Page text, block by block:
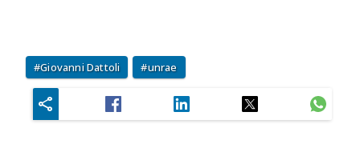
Giovanni Dattoli unrae